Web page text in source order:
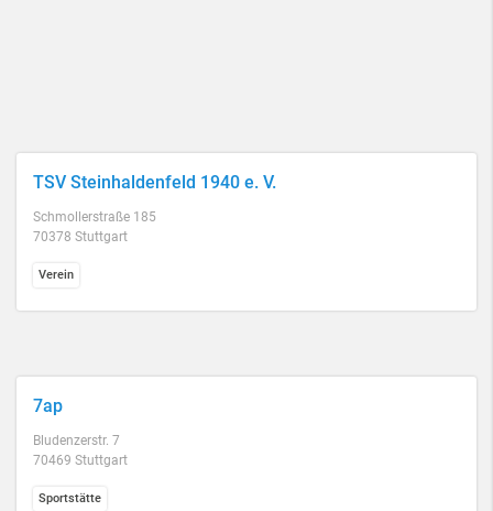
TSV Steinhaldenfeld 1940 e. V.
Schmollerstraße 185
70378 Stuttgart
Verein
7ap
Bludenzerstr. 7
70469 Stuttgart
Sportstätte